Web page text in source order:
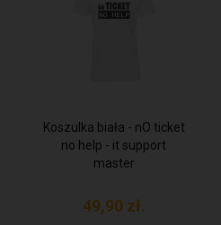
Koszulka biała - nO ticket
no help - it support
master
49,90 zł.